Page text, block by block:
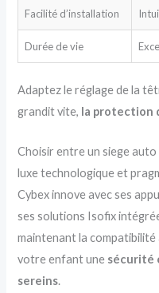
Facilité d’installation
Durée de vie
Adaptez le réglage de la
grandit vite, la protection
Choisir entre un siege
luxe technologique et
Cybex innove avec ses
ses solutions Isofix
maintenant la
votre enfant une sécurité
sereins.